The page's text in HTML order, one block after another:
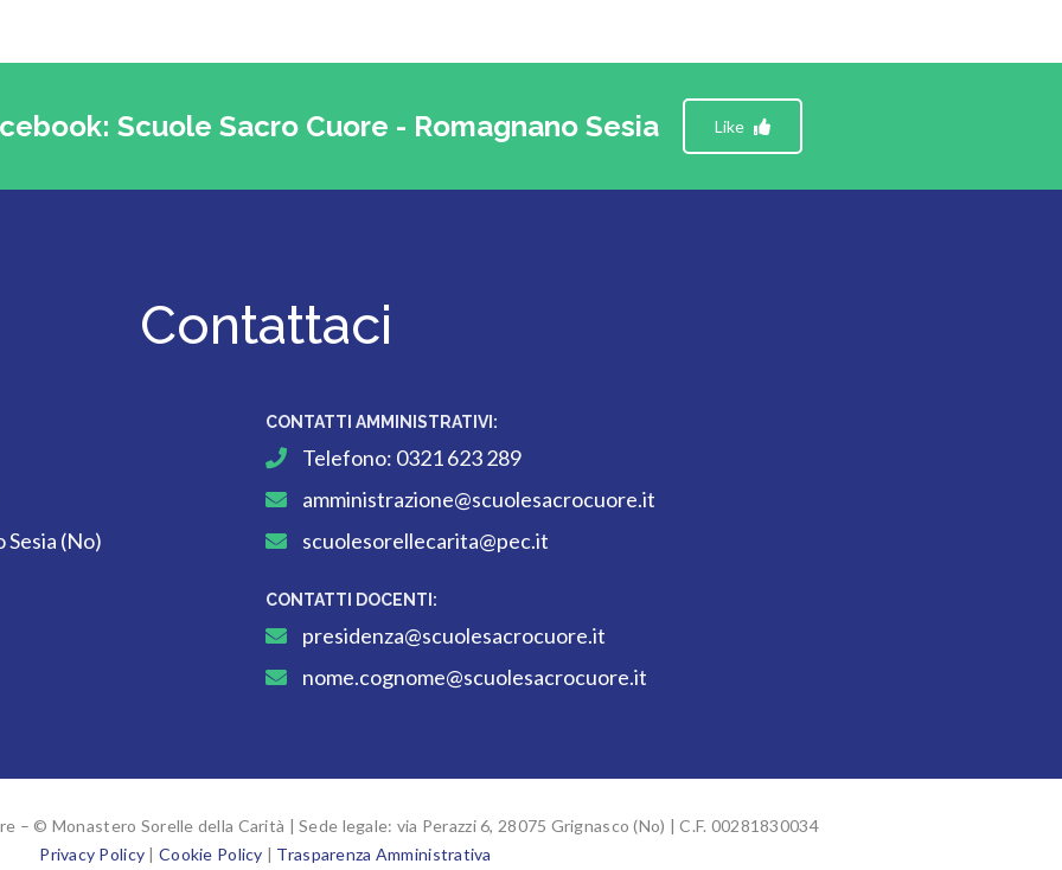
Scuole Sacro Cuore - Romagnano Sesia Like
Contattaci
(No)
CONTATTI AMMINISTRATIVI:
Telefono: 0321 623 289
amministrazione@scuolesacrocuore.it
scuolesorellecarita@pec.it
CONTATTI DOCENTI:
presidenza@scuolesacrocuore.it
nome.cognome@scuolesacrocuore.it
– © Monastero Sorelle della Carità | Sede legale: via Perazzi 6, 28075 Grignasco (No) | C.F. 00281830034
Privacy Policy | Cookie Policy | Trasparenza Amministrativa